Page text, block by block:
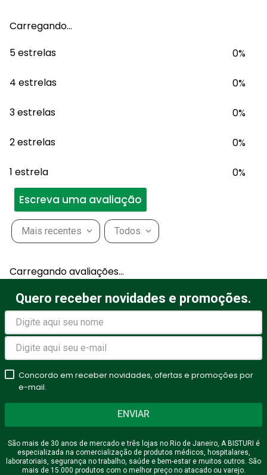
Carregando…
5 estrelas
0%
4 estrelas 0%
3 estrelas 0%
2 estrelas 0%
1 estrela 0%
Escreva uma avaliação
Avalie o produto de 1 a 5
estrelas
★★★★★
Seu nome
Endereço de email
Mais recentes Todos
Carregando avaliações…
Quero receber novidades e promoções.
Concordo em receber novidades, ofertas e promoções por
e-mail.
ENVIAR
São mais de 30 anos de mercado e três lojas no Rio de Janeiro, A BISTURI é
especializada na comercialização de produtos médicos, hospitalares,
laboratoriais, segurança no trabalho, saúde e bem-estar e muitos outros. São
mais de 15.000 produtos com o melhor preço no atacado ou varejo.